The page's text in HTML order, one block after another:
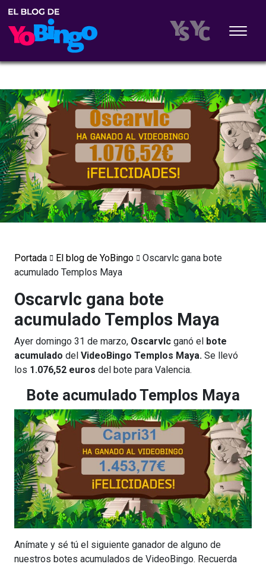
Portada El blog de YoBingo
Oscarvlc gana bote
acumulado Templos Maya
Oscarvlc gana bote
acumulado Templos Maya
Ayer domingo 31 de marzo, Oscarvlc ganó el bote
acumulado del VideoBingo Templos Maya. Se llevó
los 1.076,52 euros del bote para Valencia.
Bote acumulado Templos Maya
Anímate y sé tú el siguiente ganador de alguno de
nuestros botes acumulados de VideoBingo. Recuerda